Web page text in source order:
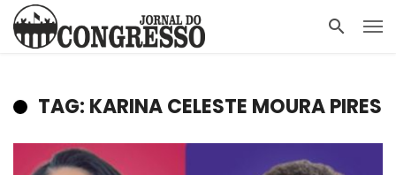
TAG: KARINA CELESTE MOURA PIRES